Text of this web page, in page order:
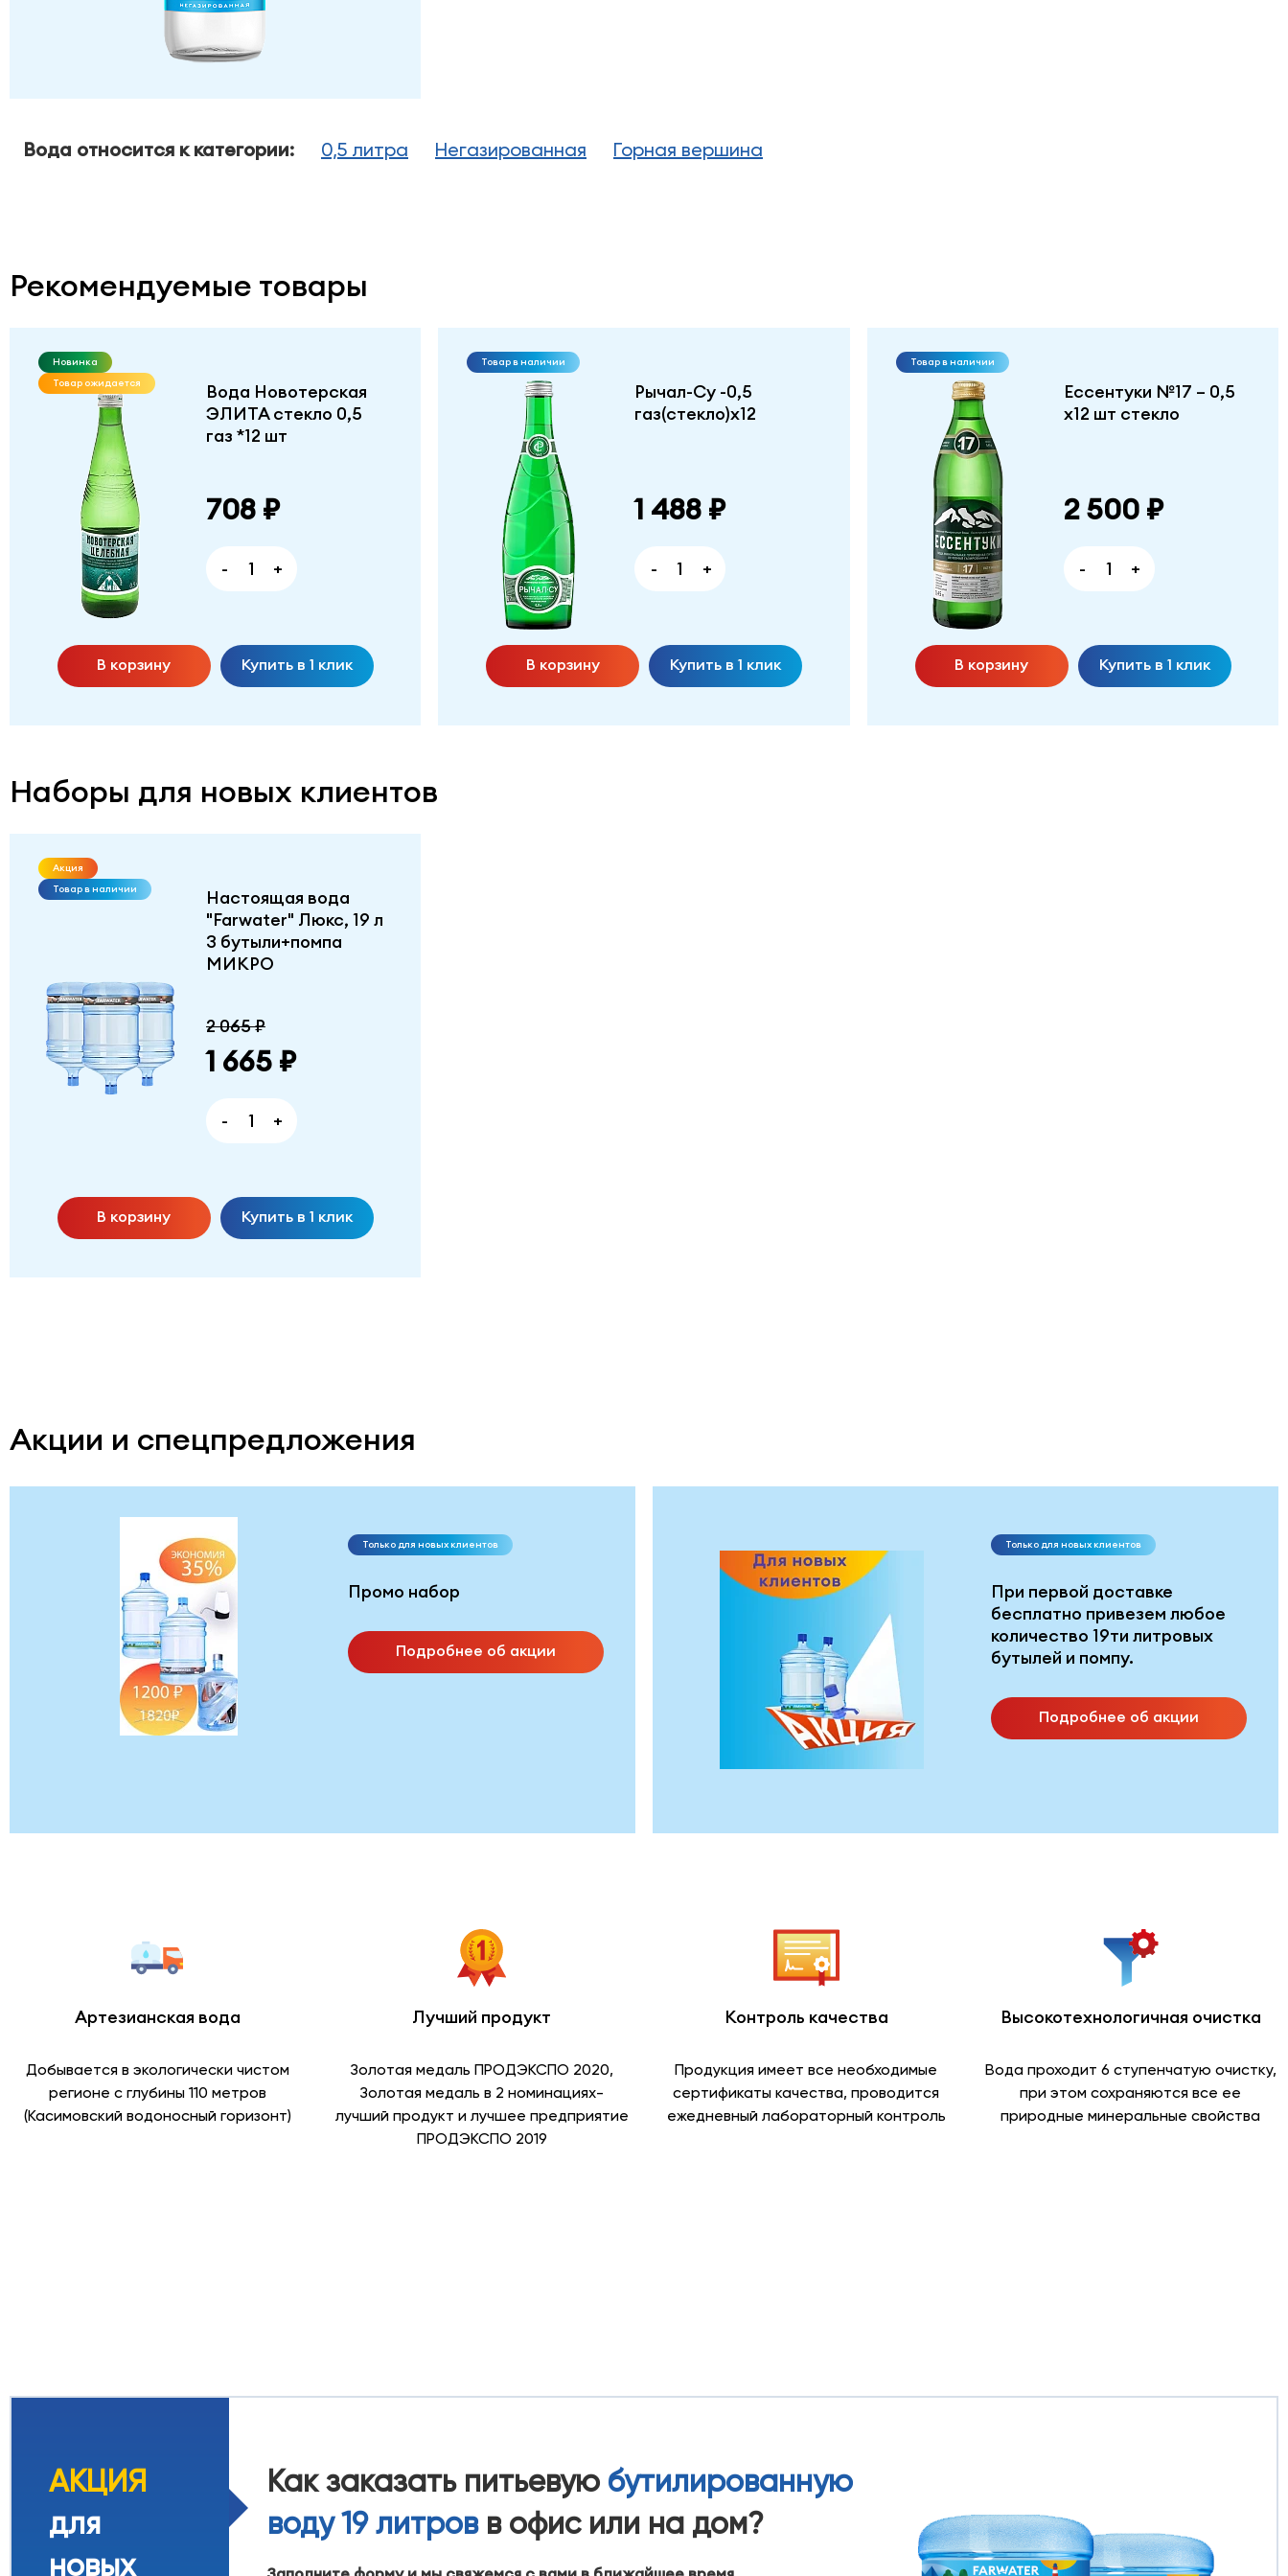
Вода относится к категории: 0,5 литра Негазированная Горная вершина
Рекомендуемые товары
Новинка
Товар ожидается
Вода Новотерская
ЭЛИТА стекло 0,5
газ *12 шт
708 ₽
- +
В корзину Купить в 1 клик
Товар в наличии
Рычал-Су -0,5
газ(стекло)х12
1 488 ₽
- +
В корзину Купить в 1 клик
Товар в наличии
Ессентуки №17 – 0,5
х12 шт стекло
2 500 ₽
- +
В корзину Купить в 1 клик
Наборы для новых клиентов
Акция
Товар в наличии
Настоящая вода
"Farwater" Люкс, 19 л
3 бутыли+помпа
МИКРО
2 065 ₽
1 665 ₽
- +
В корзину Купить в 1 клик
Акции и спецпредложения
Только для новых клиентов
Промо набор
Подробнее об акции
Только для новых клиентов
При первой доставке
бесплатно привезем любое
количество 19ти литровых
бутылей и помпу.
Подробнее об акции
Артезианская вода
Добывается в экологически чистом
регионе с глубины 110 метров
(Касимовский водоносный горизонт)
Лучший продукт
Золотая медаль ПРОДЭКСПО 2020,
Золотая медаль в 2 номинациях-
лучший продукт и лучшее предприятие
ПРОДЭКСПО 2019
Контроль качества
Продукция имеет все необходимые
сертификаты качества, проводится
ежедневный лабораторный контроль
Высокотехнологичная очистка
Вода проходит 6 ступенчатую очистку,
при этом сохраняются все ее
природные минеральные свойства
АКЦИЯ
для
новых
Как заказать питьевую бутилированную
воду 19 литровв офис или на дом?